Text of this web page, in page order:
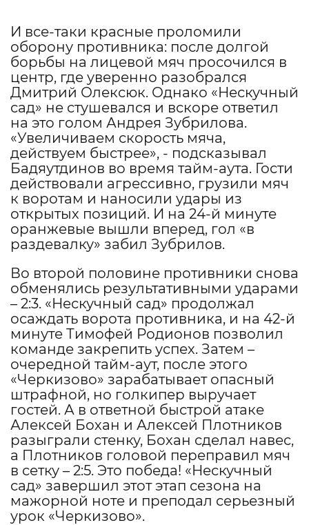
И все-таки красные проломили
оборону противника: после долгой
борьбы на лицевой мяч просочился в
центр, где уверенно разобрался
Дмитрий Олексюк. Однако «Нескучный
сад» не стушевался и вскоре ответил
на это голом Андрея Зубрилова.
«Увеличиваем скорость мяча,
действуем быстрее», - подсказывал
Бадяутдинов во время тайм-аута. Гости
действовали агрессивно, грузили мяч
к воротам и наносили удары из
открытых позиций. И на 24-й минуте
оранжевые вышли вперед, гол «в
раздевалку» забил Зубрилов.
Во второй половине противники снова
обменялись результативными ударами
– 2:3. «Нескучный сад» продолжал
осаждать ворота противника, и на 42-й
минуте Тимофей Родионов позволил
команде закрепить успех. Затем –
очередной тайм-аут, после этого
«Черкизово» зарабатывает опасный
штрафной, но голкипер выручает
гостей. А в ответной быстрой атаке
Алексей Бохан и Алексей Плотников
разыграли стенку, Бохан сделал навес,
а Плотников головой переправил мяч
в сетку – 2:5. Это победа! «Нескучный
сад» завершил этот этап сезона на
мажорной ноте и преподал серьезный
урок «Черкизово».